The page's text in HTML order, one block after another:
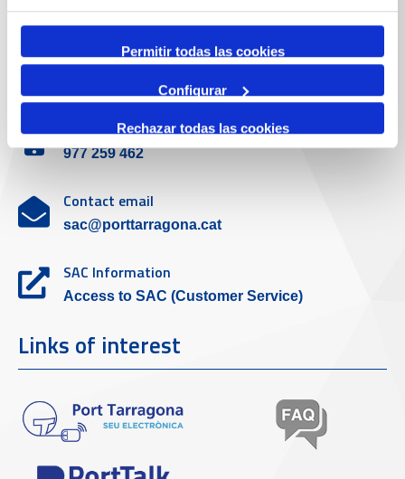
Permitir todas las cookies
Configurar
Rechazar todas las cookies
Customer service
Contact phone
977 259 462
Contact email
sac@porttarragona.cat
SAC Information
Access to SAC (Customer Service)
Links of interest